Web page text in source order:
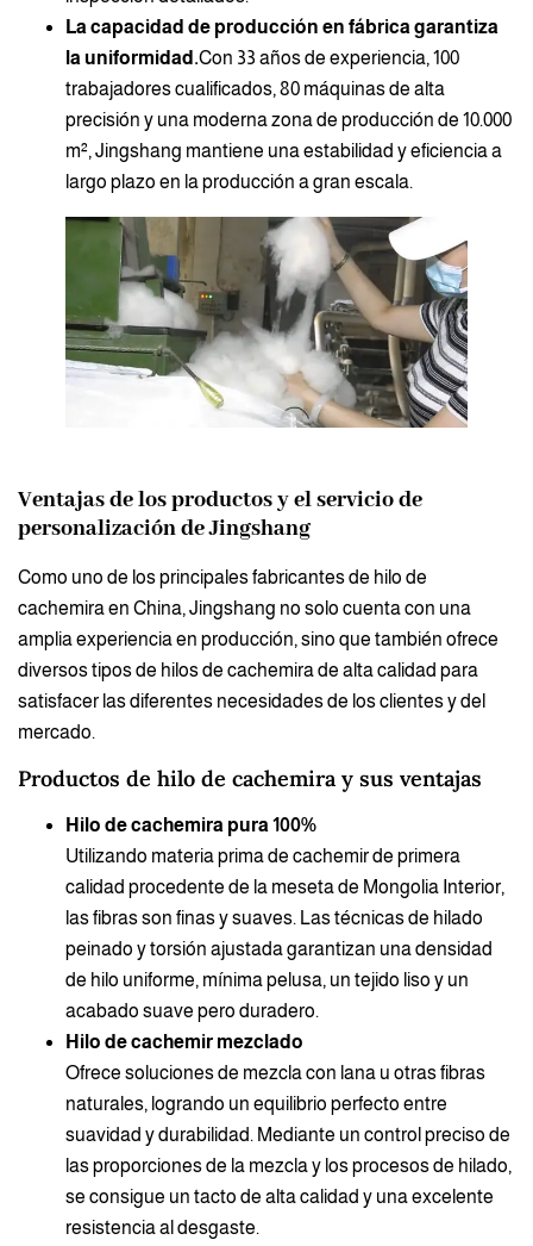
La capacidad de producción en fábrica garantiza
la uniformidad.Con 33 años de experiencia, 100
trabajadores cualificados, 80 máquinas de alta
precisión y una moderna zona de producción de 10.000
m², Jingshang mantiene una estabilidad y eficiencia a
largo plazo en la producción a gran escala.
Ventajas de los productos y el servicio de
personalización de Jingshang
Como uno de los principales fabricantes de hilo de
cachemira en China, Jingshang no solo cuenta con una
amplia experiencia en producción, sino que también ofrece
diversos tipos de hilos de cachemira de alta calidad para
satisfacer las diferentes necesidades de los clientes y del
mercado.
Productos de hilo de cachemira y sus ventajas
Hilo de cachemira pura 100%
Utilizando materia prima de cachemir de primera
calidad procedente de la meseta de Mongolia Interior,
las fibras son finas y suaves. Las técnicas de hilado
peinado y torsión ajustada garantizan una densidad
de hilo uniforme, mínima pelusa, un tejido liso y un
acabado suave pero duradero.
Hilo de cachemir mezclado
Ofrece soluciones de mezcla con lana u otras fibras
naturales, logrando un equilibrio perfecto entre
suavidad y durabilidad. Mediante un control preciso de
las proporciones de la mezcla y los procesos de hilado,
se consigue un tacto de alta calidad y una excelente
resistencia al desgaste.